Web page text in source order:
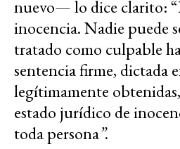
nuevo— lo dice clarito:
inocencia. Nadie puede
tratado como culpable
sentencia firme, dictada
legítimamente
estado jurídico de
toda persona”.